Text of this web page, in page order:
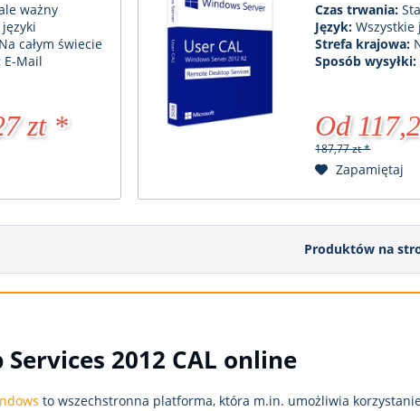
ważny
Na całym świecie
E-Mail
zt *
Czas trwania:
Język:Wszystkie
Strefa krajowa:
Sposób wysyłki:
Od
187,77 zt *
Zapamiętaj
Produktów na
2012 CAL online
to wszechstronna platforma, która m.in. umożliwia